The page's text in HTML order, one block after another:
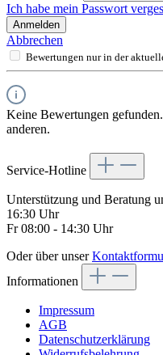
Ich habe mein Passwort
Anmelden
Abbrechen
Bewertungen nur in der
Keine Bewertungen
anderen.
Service-Hotline
Unterstützung und Beratung
16:30 Uhr
Fr 08:00 - 14:30 Uhr
Oder über unser
Informationen
Impressum
AGB
Datenschutzerklärung